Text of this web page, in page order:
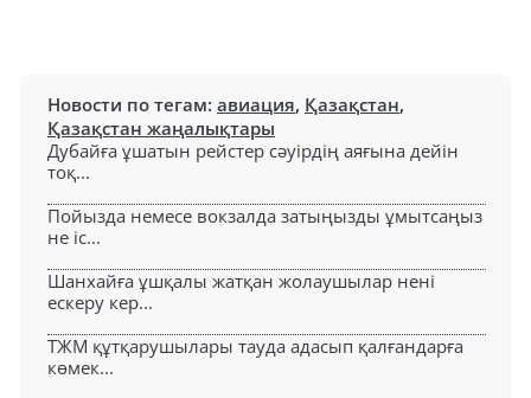
Новости по тегам: авиация, Қазақстан,
Қазақстан жаңалықтары
Дубайға ұшатын рейстер сәуірдің аяғына дейін
тоқ...
Пойызда немесе вокзалда затыңызды ұмытсаңыз
не іс...
Шанхайға ұшқалы жатқан жолаушылар нені
ескеру кер...
ТЖМ құтқарушылары тауда адасып қалғандарға
көмек...